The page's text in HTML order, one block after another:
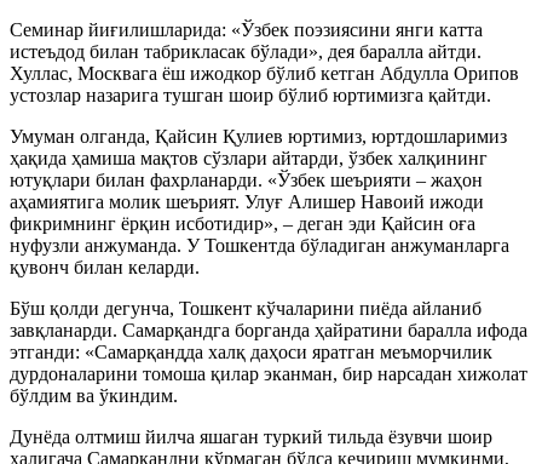
Семинар йиғилишларида: «Ўзбек поэзиясини янги катта
истеъдод билан табрикласак бўлади», дея баралла айтди.
Хуллас, Москвага ёш ижодкор бўлиб кетган Абдулла Орипов
устозлар назарига тушган шоир бўлиб юртимизга қайтди.
Умуман олганда, Қайсин Қулиев юртимиз, юртдошларимиз
ҳақида ҳамиша мақтов сўзлари айтарди, ўзбек халқининг
ютуқлари билан фахрланарди. «Ўзбек шеърияти – жаҳон
аҳамиятига молик шеърият. Улуғ Алишер Навоий ижоди
фикримнинг ёрқин исботидир», – деган эди Қайсин оға
нуфузли анжуманда. У Тошкентда бўладиган анжуманларга
қувонч билан келарди.
Бўш қолди дегунча, Тошкент кўчаларини пиёда айланиб
завқланарди. Самарқандга борганда ҳайратини баралла ифода
этганди: «Самарқандда халқ даҳоси яратган меъморчилик
дурдоналарини томоша қилар эканман, бир нарсадан хижолат
бўлдим ва ўкиндим.
Дунёда олтмиш йилча яшаган туркий тильда ёзувчи шоир
ҳалигача Самарқандни кўрмаган бўлса кечириш мумкинми,